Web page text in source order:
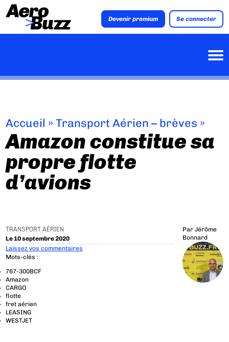
Devenir premium Se connecter
Accueil »Transport Aérien – brèves »
Amazon constitue sa
propre flotte
d’avions
TRANSPORT AÉRIEN
Le 10 septembre 2020
Par Jérôme
Bonnard
Laissez vos commentaires
Mots-clés :
767-300BCF
Amazon
CARGO
flotte
fret aérien
LEASING
WESTJET